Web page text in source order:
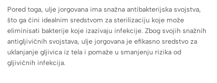
Pored toga, ulje jorgovana ima snažna antibakterijska svojstva,
što ga čini idealnim sredstvom za sterilizaciju koje može
eliminisati bakterije koje izazivaju infekcije. Zbog svojih snažnih
antigljivičnih svojstava, ulje jorgovana je efikasno sredstvo za
uklanjanje gljivica iz tela i pomaže u smanjenju rizika od
gljivičnih infekcija.